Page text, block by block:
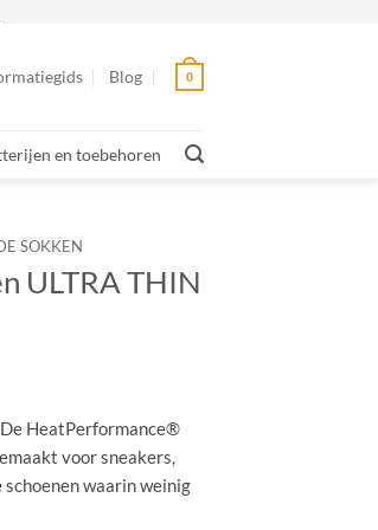
Blog
en toebehoren
SOKKEN
ULTRA THIN
De HeatPerformance®
voor sneakers,
waarin weinig